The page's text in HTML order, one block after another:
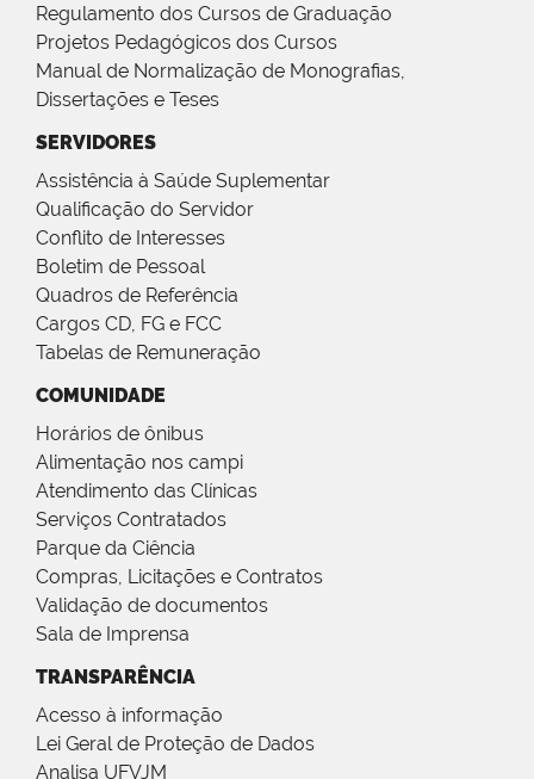
Regulamento dos Cursos de Graduação
Projetos Pedagógicos dos Cursos
Manual de Normalização de Monografias,
Dissertações e Teses
SERVIDORES
Assistência à Saúde Suplementar
Qualificação do Servidor
Conflito de Interesses
Boletim de Pessoal
Quadros de Referência
Cargos CD, FG e FCC
Tabelas de Remuneração
COMUNIDADE
Horários de ônibus
Alimentação nos campi
Atendimento das Clínicas
Serviços Contratados
Parque da Ciência
Compras, Licitações e Contratos
Validação de documentos
Sala de Imprensa
TRANSPARÊNCIA
Acesso à informação
Lei Geral de Proteção de Dados
Analisa UFVJM